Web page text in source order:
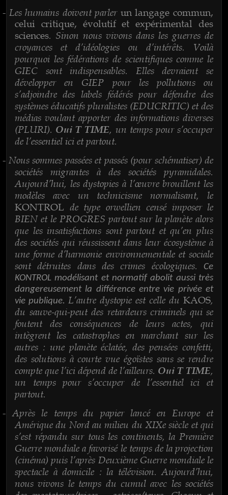
- Les humains doivent parler un langage commun,
celui critique, évolutif et expérimental des
sciences. Sinon nous vivons dans les guerres de
croyances et d’idéologies ou d’intérêts. Voilà
pourquoi les fédérations de scientifiques comme le
GIEC sont indispensables. Elles devraient se
développer en GIEP pour les pollutions ou
s’adjoindre des labels fédérés pour défendre des
systèmes éducatifs pluralistes (EDUCRITIC) et des
médias voulant apporter des informations diverses
(PLURI). Oui T TIME, un temps pour s’occuper
de l’essentiel ici et partout.
- Nous sommes passées et passés (pour schématiser) de
sociétés migrantes à des sociétés pyramidales.
Aujourd’hui, les dystopies à l’œuvre brouillent les
modèles avec un technicisme normalisant, le
KONTROL de type orwellien censé imposer le
BIEN et le PROGRES partout sur la planète alors
que les insatisfactions sont partout et qu’en plus
des sociétés qui réussissent dans leur écosystème à
une forme d’harmonie environnementale et sociale
sont détruites dans des crimes écologiques.
Ce
KONTROL modélisant et normatif abolit aussi très
dangereusement la différence entre vie privée et
vie publique. L’autre dystopie est celle du KAOS,
du sauve-qui-peut des retardeurs criminels qui se
foutent des conséquences de leurs actes, qui
intègrent les catastrophes en marchant sur les
autres : une planète éclatée, des pensées confetti,
des solutions à courte vue égoïstes sans se rendre
compte que l’ici dépend de l’ailleurs. Oui T TIME,
un temps pour s’occuper de l’essentiel ici et
partout.
- Après le temps du papier lancé en Europe et
Amérique du Nord au milieu du XIXe siècle et qui
s’est répandu sur tous les continents, la Première
Guerre mondiale a favorisé le temps de la projection
(cinéma) puis l’après Deuxième Guerre mondiale le
spectacle à domicile : la télévision. Aujourd’hui,
nous vivons le temps du cumul avec les sociétés